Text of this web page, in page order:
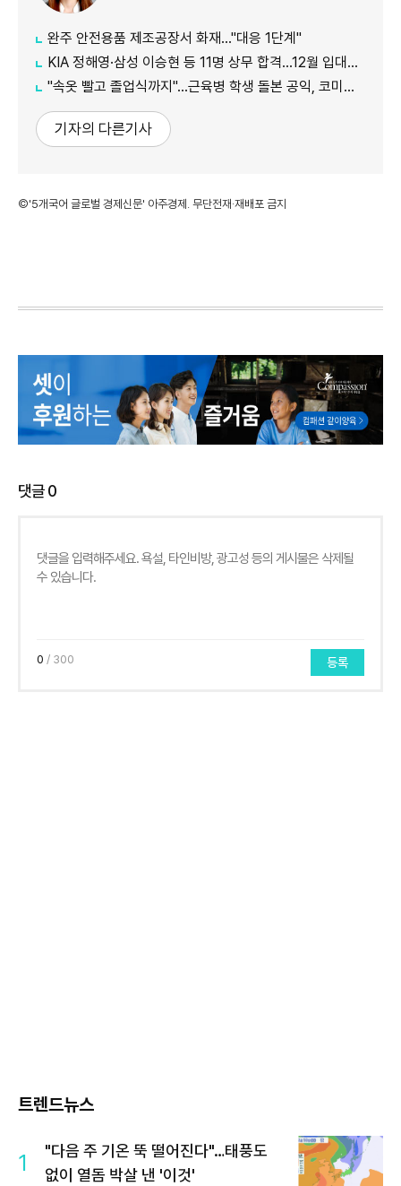
완주 안전용품 제조공장서 화재…"대응 1단계"
KIA 정해영·삼성 이승현 등 11명 상무 합격…12월 입대해 2028년 6월 전역
"속옷 빨고 졸업식까지"…근육병 학생 돌본 공익, 코미디언 김규원이었다
기자의 다른기사
©'5개국어 글로벌 경제신문' 아주경제. 무단전재·재배포 금지
댓글0
0 / 300 등록
트렌드뉴스
1
"다음 주 기온 뚝 떨어진다"…태풍도
없이 열돔 박살 낸 '이것'